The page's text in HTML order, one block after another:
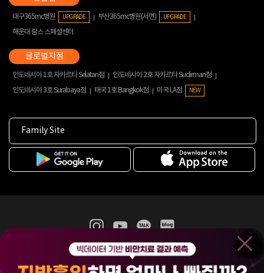
대구365mc병원 UPGRADE 부산365mc병원(서면) UPGRADE
해운대 람스 스페셜센터
인도네시아 1호 자카르타 Selatan점
인도네시아 2호 자카르타 Sudirman점
인도네시아 3호 Surabaya점
태국 1호 Bangkok점 미국 LA점 NEW
Family Site
365mc 병·의원 이용약관
홈페이지 이용약관
비급여진료수가